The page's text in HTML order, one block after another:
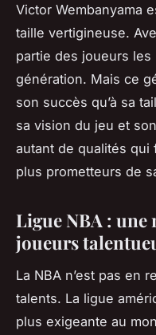
Victor Wembanyama
taille vertigineuse.
partie des joueurs les
génération. Mais ce
son succès qu’à sa
sa vision du jeu et
autant de qualités
plus prometteurs de
Ligue NBA : une
joueurs
La NBA n’est pas en
talents. La ligue
plus exigeante au